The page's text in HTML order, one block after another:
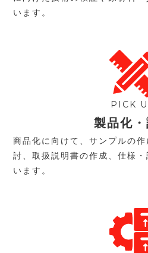
います。
PICK
製品化
商品化に向けて、サンプルの
討、取扱説明書の作成、仕様
います。